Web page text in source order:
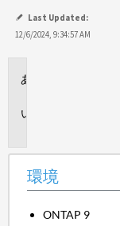
Last Updated:
12/6/2024, 9:34:57 AM
環境
ONTAP 9